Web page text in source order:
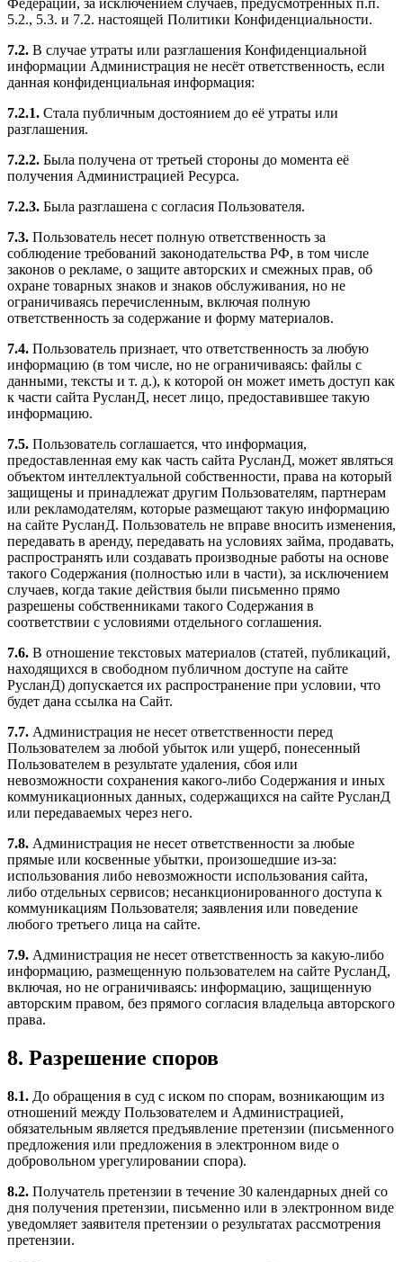
Федерации, за исключением случаев, предусмотренных п.п.
5.2., 5.3. и 7.2. настоящей Политики Конфиденциальности.
7.2. В случае утраты или разглашения Конфиденциальной
информации Администрация не несёт ответственность, если
данная конфиденциальная информация:
7.2.1. Стала публичным достоянием до её утраты или
разглашения.
7.2.2. Была получена от третьей стороны до момента её
получения Администрацией Ресурса.
7.2.3. Была разглашена с согласия Пользователя.
7.3. Пользователь несет полную ответственность за
соблюдение требований законодательства РФ, в том числе
законов о рекламе, о защите авторских и смежных прав, об
охране товарных знаков и знаков обслуживания, но не
ограничиваясь перечисленным, включая полную
ответственность за содержание и форму материалов.
7.4. Пользователь признает, что ответственность за любую
информацию (в том числе, но не ограничиваясь: файлы с
данными, тексты и т. д.), к которой он может иметь доступ как
к части сайта РусланД, несет лицо, предоставившее такую
информацию.
7.5. Пользователь соглашается, что информация,
предоставленная ему как часть сайта РусланД, может являться
объектом интеллектуальной собственности, права на который
защищены и принадлежат другим Пользователям, партнерам
или рекламодателям, которые размещают такую информацию
на сайте РусланД. Пользователь не вправе вносить изменения,
передавать в аренду, передавать на условиях займа, продавать,
распространять или создавать производные работы на основе
такого Содержания (полностью или в части), за исключением
случаев, когда такие действия были письменно прямо
разрешены собственниками такого Содержания в
соответствии с условиями отдельного соглашения.
7.6. В отношение текстовых материалов (статей, публикаций,
находящихся в свободном публичном доступе на сайте
РусланД) допускается их распространение при условии, что
будет дана ссылка на Сайт.
7.7. Администрация не несет ответственности перед
Пользователем за любой убыток или ущерб, понесенный
Пользователем в результате удаления, сбоя или
невозможности сохранения какого-либо Содержания и иных
коммуникационных данных, содержащихся на сайте РусланД
или передаваемых через него.
7.8. Администрация не несет ответственности за любые
прямые или косвенные убытки, произошедшие из-за:
использования либо невозможности использования сайта,
либо отдельных сервисов; несанкционированного доступа к
коммуникациям Пользователя; заявления или поведение
любого третьего лица на сайте.
7.9. Администрация не несет ответственность за какую-либо
информацию, размещенную пользователем на сайте РусланД,
включая, но не ограничиваясь: информацию, защищенную
авторским правом, без прямого согласия владельца авторского
права.
8. Разрешение споров
8.1. До обращения в суд с иском по спорам, возникающим из
отношений между Пользователем и Администрацией,
обязательным является предъявление претензии (письменного
предложения или предложения в электронном виде о
добровольном урегулировании спора).
8.2. Получатель претензии в течение 30 календарных дней со
дня получения претензии, письменно или в электронном виде
уведомляет заявителя претензии о результатах рассмотрения
претензии.